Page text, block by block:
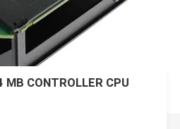
CONTROLLER CPU